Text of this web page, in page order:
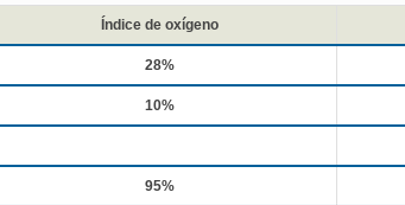
Índice de oxígeno
28%
10%
95%